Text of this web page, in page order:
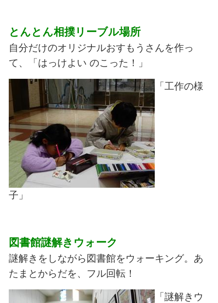
とんとん相撲リーブル場所
自分だけのオリジナルおすもうさんを作っ
て、「はっけよい のこった！」
「工作の様
子」
図書館謎解きウォーク
謎解きをしながら図書館をウォーキング。あ
たまとからだを、フル回転！
「謎解きウ